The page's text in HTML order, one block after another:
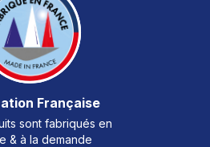
Française
sont fabriqués en
& à la demande